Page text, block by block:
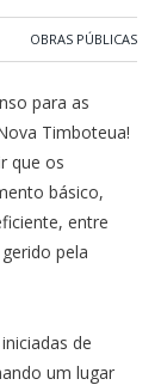
OBRAS PÚBLICAS
para as
Timboteua!
que os
básico,
entre
pela
de
um lugar